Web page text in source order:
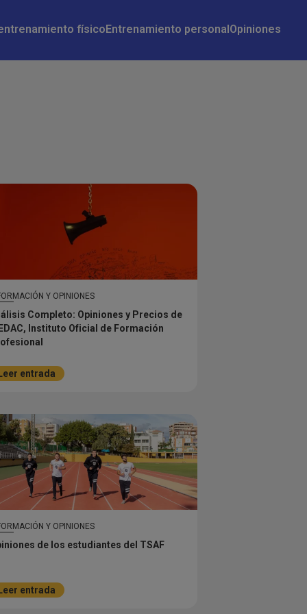
físicoEntrenamiento personalOpiniones
Y OPINIONES
Completo: Opiniones y Precios de
Instituto Oficial de Formación
entrada
Y OPINIONES
de los estudiantes del TSAF
entrada